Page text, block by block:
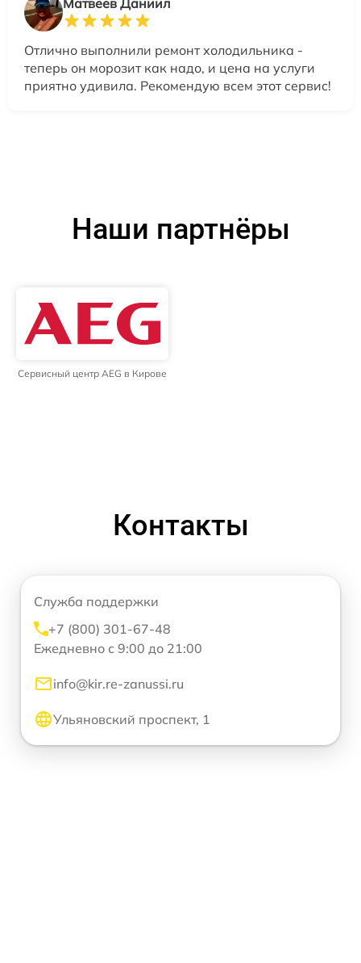
Матвеев Даниил
Отлично выполнили ремонт холодильника -
теперь он морозит как надо, и цена на услуги
приятно удивила. Рекомендую всем этот сервис!
Наши партнёры
Сервисный центр AEG в Кирове
Контакты
Служба поддержки
+7 (800) 301-67-48
Ежедневно с 9:00 до 21:00
info@kir.re-zanussi.ru
Ульяновский проспект, 1